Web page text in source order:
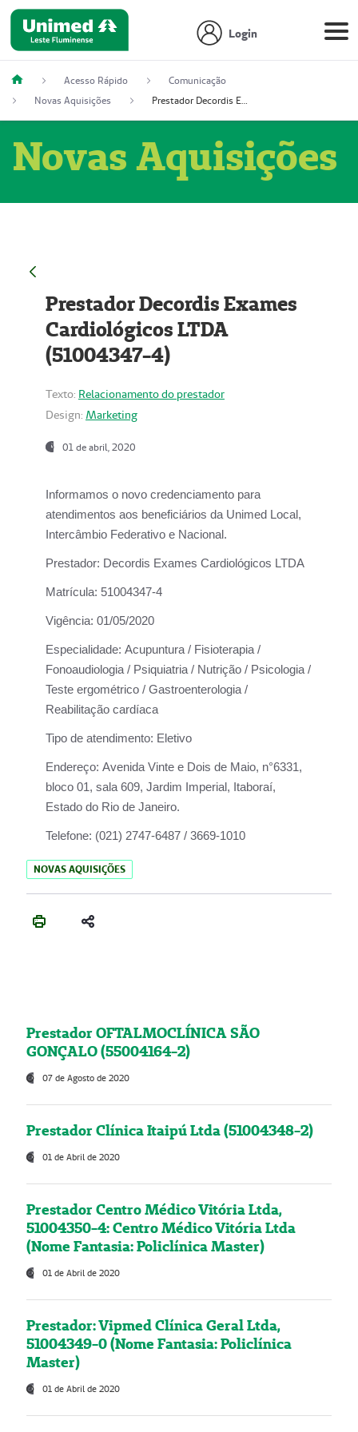
Login
Acesso Rápido
Comunicação
Novas Aquisições
Prestador Decordis Exames Cardiológicos LTDA (51004347-4)
Novas Aquisições
Prestador Decordis Exames
Cardiológicos LTDA
(51004347-4)
Texto: Relacionamento do prestador
Design: Marketing
01 de abril, 2020
Informamos o novo credenciamento para
atendimentos aos beneficiários da Unimed Local,
Intercâmbio Federativo e Nacional.
Prestador: Decordis Exames Cardiológicos LTDA
Matrícula: 51004347-4
Vigência: 01/05/2020
Especialidade: Acupuntura / Fisioterapia /
Fonoaudiologia / Psiquiatria / Nutrição / Psicologia /
Teste ergométrico / Gastroenterologia /
Reabilitação cardíaca
Tipo de atendimento: Eletivo
Endereço: Avenida Vinte e Dois de Maio, n°6331,
bloco 01, sala 609, Jardim Imperial, Itaboraí,
Estado do Rio de Janeiro.
Telefone: (021) 2747-6487 / 3669-1010
NOVAS AQUISIÇÕES
Prestador OFTALMOCLÍNICA SÃO
GONÇALO (55004164-2)
07 de Agosto de 2020
Prestador Clínica Itaipú Ltda (51004348-2)
01 de Abril de 2020
Prestador Centro Médico Vitória Ltda,
51004350-4: Centro Médico Vitória Ltda
(Nome Fantasia: Policlínica Master)
01 de Abril de 2020
Prestador: Vipmed Clínica Geral Ltda,
51004349-0 (Nome Fantasia: Policlínica
Master)
01 de Abril de 2020